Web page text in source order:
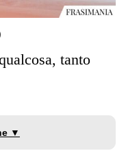
tanto
▼